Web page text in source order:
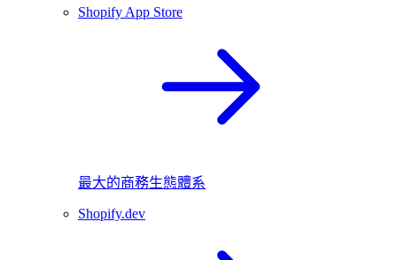
Shopify App Store
最大的商務生態體系
Shopify.dev